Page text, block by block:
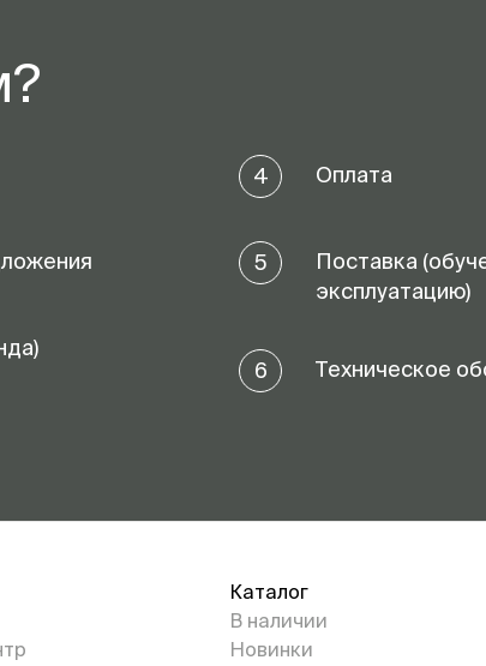
4 Оплата
5
Поставка
эксплуатацию)
6 Техническое
Каталог
В наличии
Новинки